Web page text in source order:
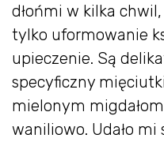
dłońmi w kilka
tylko uformowanie
upieczenie. Są
specyficzny
mielonym
waniliowo. Udało